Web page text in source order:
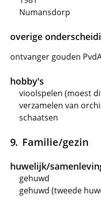
Numansdorp
overige
ontvanger gouden
hobby's
vioolspelen (moest
verzamelen van
schaatsen
Familie/gezin
huwelijk/
gehuwd
gehuwd (tweede